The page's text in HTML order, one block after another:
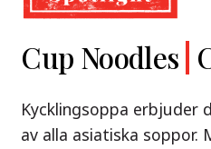
Nissin
Premium
Cup Noodles
Kycklingsoppa erbjuder
av alla asiatiska soppor.
Demae
Nissin Demae Ramen